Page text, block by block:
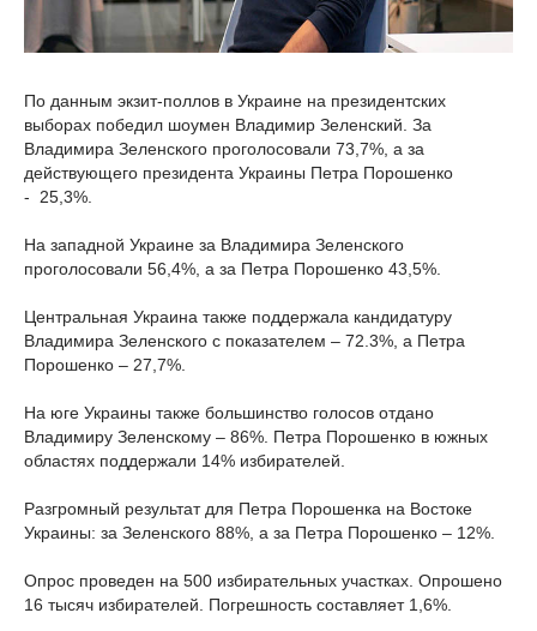
По данным экзит-поллов в Украине на президентских
выборах победил шоумен Владимир Зеленский. За
Владимира Зеленского проголосовали 73,7%, а за
действующего президента Украины Петра Порошенко
- 25,3%.
На западной Украине за Владимира Зеленского
проголосовали 56,4%, а за Петра Порошенко 43,5%.
Центральная Украина также поддержала кандидатуру
Владимира Зеленского с показателем – 72.3%, а Петра
Порошенко – 27,7%.
На юге Украины также большинство голосов отдано
Владимиру Зеленскому – 86%. Петра Порошенко в южных
областях поддержали 14% избирателей.
Разгромный результат для Петра Порошенка на Востоке
Украины: за Зеленского 88%, а за Петра Порошенко – 12%.
Опрос проведен на 500 избирательных участках. Опрошено
16 тысяч избирателей. Погрешность составляет 1,6%.